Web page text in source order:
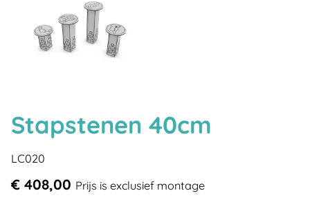
Stapstenen 40cm
LC020
€ 408,00 Prijs is exclusief montage